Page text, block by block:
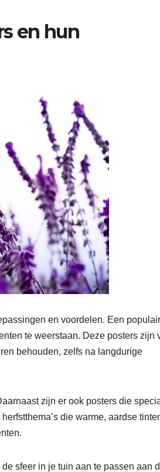
en hun
en voordelen. Een
te weerstaan. Deze posters zijn
behouden, zelfs na langdurige
zijn er ook posters die
die warme, aardse
sfeer in je tuin aan te passen aan